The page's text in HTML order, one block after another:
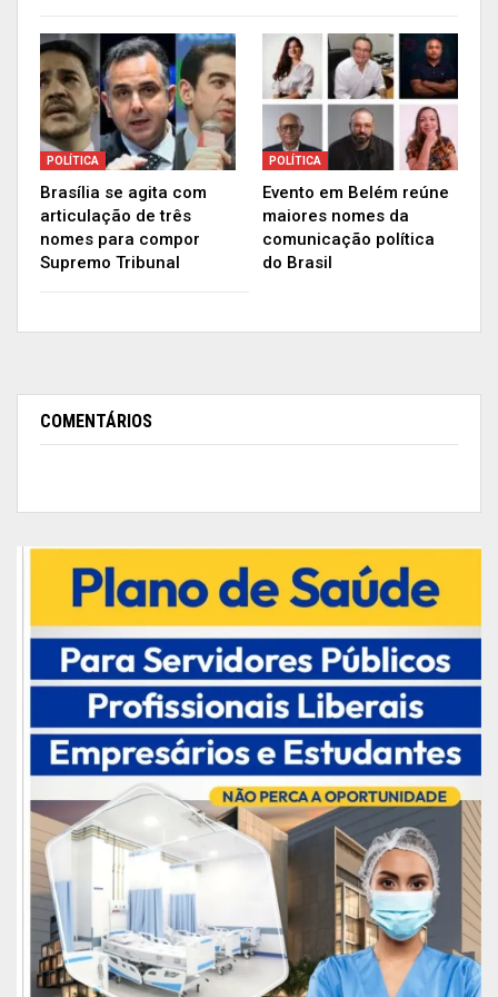
Médicos”, e que em breve serão encaminhados a
Macapá e outros estados.
POLÍTICA
Brasília se agita com
articulação de três
nomes para compor
Supremo Tribunal
POLÍTICA
Evento em Belém reúne
maiores nomes da
comunicação política
do Brasil
COMENTÁRIOS